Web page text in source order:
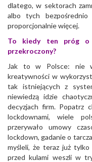
dlatego, w sektorach
albo tych bezpośrednio
proporcjonalnie więcej.
To kiedy ten próg o
przekroczony?
Jak to w Polsce: nie
kreatywności w
tak istniejących z
niewiedzą idzie
decyzjach firm. Popatrz
lockdownami, wiele
przerywało umowy
lockdown, gadanie o
myśleli, że teraz już
przed kulami weszli w